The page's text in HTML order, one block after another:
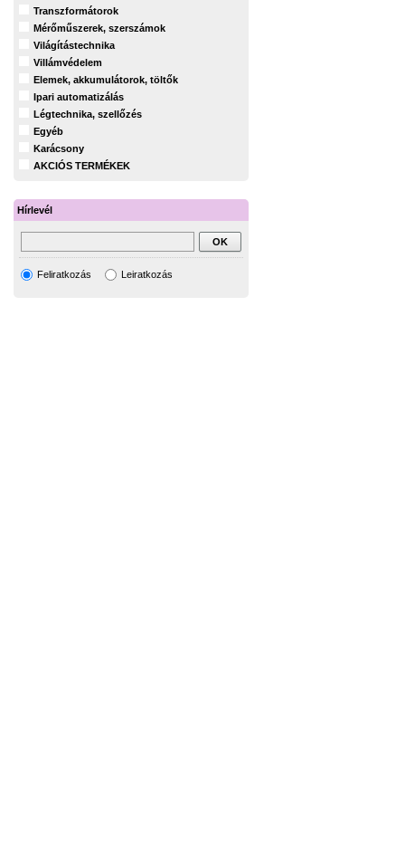
Transzformátorok
Mérőműszerek, szerszámok
Világítástechnika
Villámvédelem
Elemek, akkumulátorok, töltők
Ipari automatizálás
Légtechnika, szellőzés
Egyéb
Karácsony
AKCIÓS TERMÉKEK
Hírlevél
Feliratkozás Leiratkozás